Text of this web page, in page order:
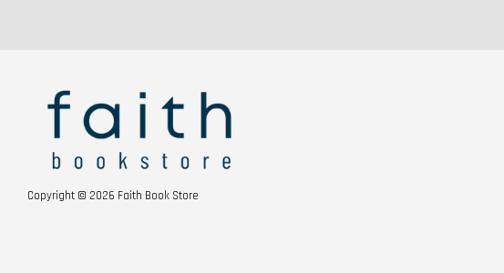
Copyright © 2026 Faith Book Store